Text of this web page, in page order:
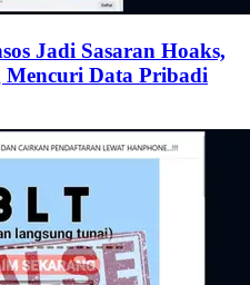
Jadi Sasaran Hoaks,
Data Pribadi